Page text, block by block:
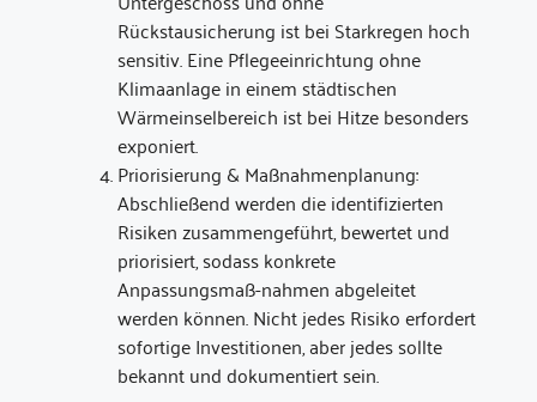
Rückstausicherung ist bei Starkregen hoch
sensitiv. Eine Pflegeeinrichtung ohne
Klimaanlage in einem städtischen
Wärmeinselbereich ist bei Hitze besonders
exponiert.
Priorisierung & Maßnahmenplanung:
Abschließend werden die identifizierten
Risiken zusammengeführt, bewertet und
priorisiert, sodass konkrete
Anpassungsmaß-nahmen abgeleitet
werden können. Nicht jedes Risiko erfordert
sofortige Investitionen, aber jedes sollte
bekannt und dokumentiert sein.